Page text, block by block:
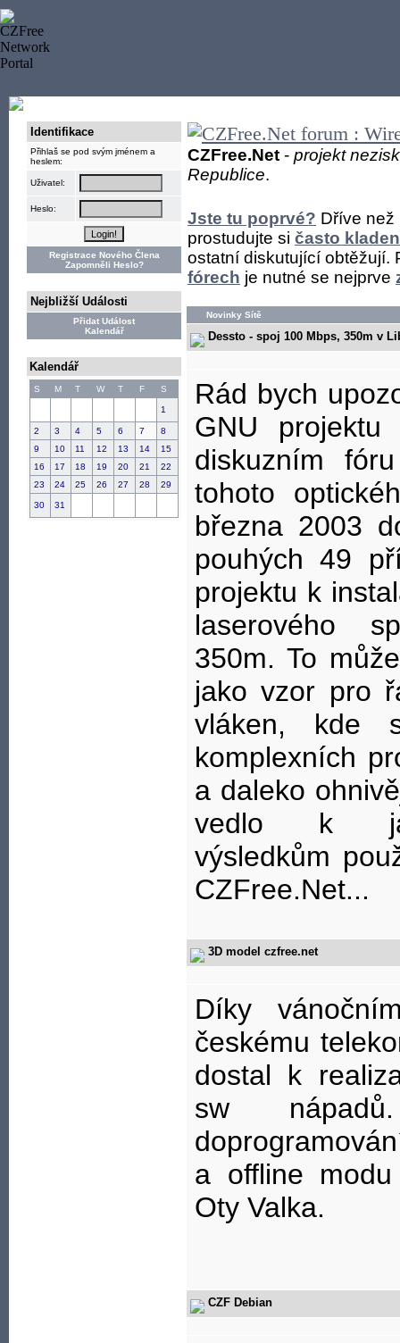
Identifikace
Přihlaš se pod svým jménem a
heslem:
Uživatel:
Heslo:
Registrace Nového Člena
Zapomněli Heslo?
Nejbližší Události
Přidat Událost
Kalendář
Kalendář
S M T W T F S
1
2 3 4 5 6 7
8
9
10 11 12 13 14
15
16
17 18 19 20 21
22
23
24 25 26 27 28 29
30 31
CZFree.Net - projekt
Republice.
Jste tu poprvé? Dříve
prostudujte si často
ostatní diskutující obtěžují.
fórech je nutné se nejprve
Novinky Sítě
Dessto - spoj 100 Mbps, 350m v
Rád bych
GNU
diskuzním
tohoto
března 2003
pouhých 49
projektu k
laserového
350m. To
jako vzor pro
vláken, kde
komplexních
a daleko
vedlo k
výsledkům
CZFree.Net...
3D model czfree.net
Díky
českému
dostal k
sw
a offline
Oty Valka.
CZF Debian